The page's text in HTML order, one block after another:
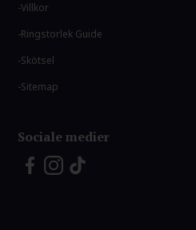
Villkor
Ringstorlek Guide
Skötsel
Sitemap
Sociale medier